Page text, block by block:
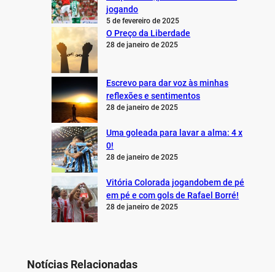
jogando
5 de fevereiro de 2025
O Preço da Liberdade
28 de janeiro de 2025
Escrevo para dar voz às minhas
reflexões e sentimentos
28 de janeiro de 2025
Uma goleada para lavar a alma: 4 x
0!
28 de janeiro de 2025
Vitória Colorada jogandobem de pé
em pé e com gols de Rafael Borré!
28 de janeiro de 2025
Notícias Relacionadas